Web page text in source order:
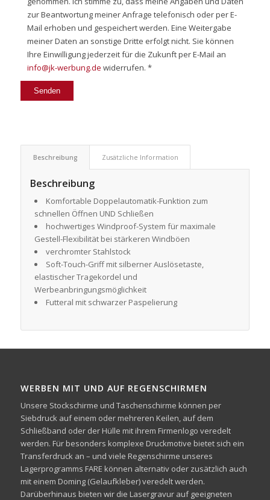
zur Beantwortung meiner Anfrage telefonisch oder per E-
Mail erhoben und gespeichert werden. Eine Weitergabe
meiner Daten an sonstige Dritte erfolgt nicht. Sie können
Ihre Einwilligung jederzeit für die Zukunft per E-Mail an
info@jk-werbung.de widerrufen. *
Beschreibung Zusätzliche Information
Beschreibung
Komfortable Doppelautomatik-Funktion zum
schnellen Öffnen UND Schließen
hochwertiges Windproof-System für maximale
Gestell-Flexibilität bei stärkeren Windböen
verchromter Stahlstock
Soft-Touch-Griff mit silberner Auslösetaste,
elastischer Tragekordel und
Werbeanbringungsmöglichkeit
Futteral mit schwarzer Paspelierung
WERBEN MIT UND AUF REGENSCHIRMEN
Unsere Stockschirme und Taschenschirme können per
Siebdruck auf einem oder mehreren Keilen, auf dem
Schließband oder der Hülle mit ihrem Firmenlogo veredelt
werden. Für besonders komplexe Druckmotive bietet sich ein
Transferdruck an – und viele Regenschirme unseres
Lagerprogramms FARE können alternativ oder zusätzlich auch
mit einem Doming (Gelaufkleber) veredelt werden.
Darüberhinaus bieten wir die Lasergravur auf geeigneten